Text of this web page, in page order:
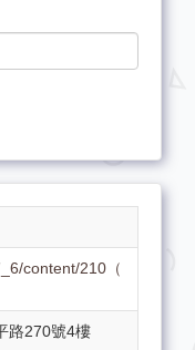
content/210（
路270號4樓